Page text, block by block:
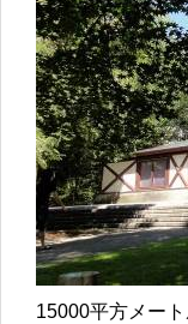
15000平方メー